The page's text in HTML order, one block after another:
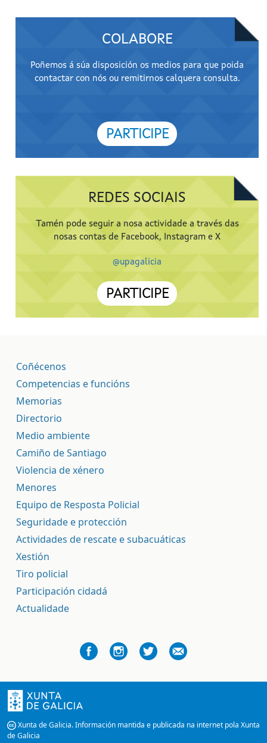
COLABORE
Poñemos á súa disposición os medios para que poida
contactar con nós ou remitirnos calquera consulta.
PARTICIPE
REDES SOCIAIS
Tamén pode seguir a nosa actividade a través das
nosas contas de Facebook, Instagram e X
@upagalicia
PARTICIPE
Coñécenos
Competencias e funcións
Memorias
Directorio
Medio ambiente
Camiño de Santiago
Violencia de xénero
Menores
Equipo de Resposta Policial
Seguridade e protección
Actividades de rescate e subacuáticas
Xestión
Tiro policial
Participación cidadá
Actualidade
Xunta de Galicia. Información mantida e publicada na internet pola Xunta
de Galicia